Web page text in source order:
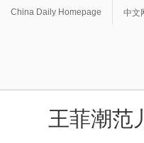
China Daily Homepage 中文
王菲潮范